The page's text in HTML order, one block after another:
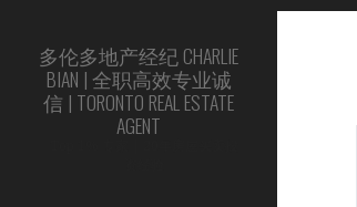
Skip
多伦多地产经纪 CHARLIE
BIAN | 全职高效专业诚
信 | TORONTO REAL ESTATE
AGENT